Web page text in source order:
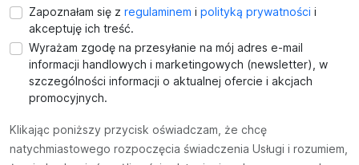
Zapoznałam się z regulaminem i polityką prywatności i
akceptuję ich treść.
Wyrażam zgodę na przesyłanie na mój adres e-mail
informacji handlowych i marketingowych (newsletter), w
szczególności informacji o aktualnej ofercie i akcjach
promocyjnych.
Klikając poniższy przycisk oświadczam, że chcę
natychmiastowego rozpoczęcia świadczenia Usługi i rozumiem,